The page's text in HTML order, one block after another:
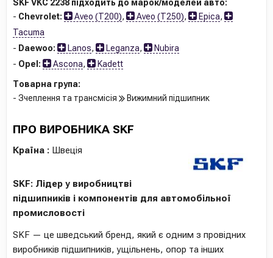
SKF VKC 2238 підходить до марок/моделей авто:
- Chevrolet: Aveo (T200), Aveo (T250), Epica,
Tacuma
- Daewoo: Lanos, Leganza,
Nubira
- Opel: Ascona, Kadett
Товарна група:
- Зчеплення та трансмісія
Вижимний підшипник
ПРО ВИРОБНИКА SKF
Країна : Швеція
SKF: Лідер у виробництві
підшипників і компонентів для автомобільної
промисловості
SKF — це шведський бренд, який є одним з провідних
виробників підшипників, ущільнень, опор та інших